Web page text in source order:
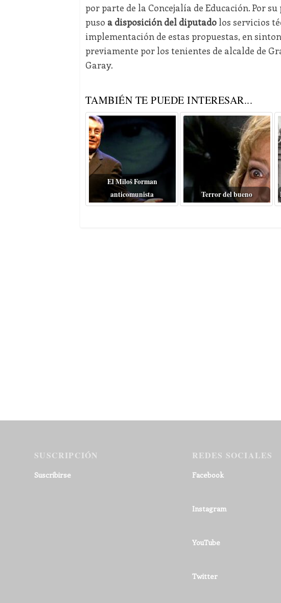
por parte de la Concejalía de Educación. Por
puso a disposición del diputadolos servicios
implementación de estas propuestas, en
previamente por los tenientes de alcalde de
Garay.
TAMBIÉN TE PUEDE INTERESAR...
El Miloš Forman
anticomunista
Terror del bueno
SUSCRIPCIÓN
Suscribirse
REDES SOCIALES
Facebook
Instagram
YouTube
Twitter